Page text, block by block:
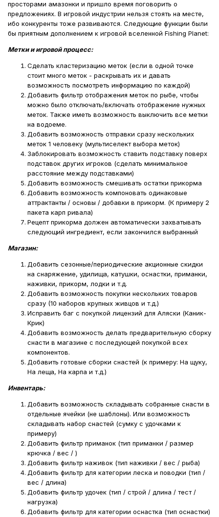
просторами амазонки и пришло время поговорить о
предложениях. В игровой индустрии нельзя стоять на месте,
ибо конкуренты тоже развиваются. Следующие функции были
бы приятным дополнением к игровой вселенной Fishing Planet:
Метки и игровой процесс:
Сделать кластеризацию меток (если в одной точке
стоит много меток - раскрывать их и давать
возможность посмотреть информацию по каждой)
Добавить фильтр отображения меток по рыбе, чтобы
можно было отключать/включать отображение нужных
меток. Также иметь возможность выключить все метки
на водоеме.
Добавить возможность отправки сразу нескольких
меток 1 человеку (мультиселект выбора меток)
Заблокировать возможность ставить подставку поверх
подставок других игроков (сделать минимальное
расстояние между подставками)
Добавить возможность смешивать остатки прикорма
Добавить возможность компоновать одинаковые
аттрактанты / основы / добавки в прикорм. (К примеру 2
пакета карп ривала)
Рецепт прикорма должен автоматически захватывать
следующий ингредиент, если закончился выбранный
Магазин:
Добавить сезонные/периодические акционные скидки
на снаряжение, удилища, катушки, оснастки, приманки,
наживки, прикорм, лодки и т.д.
Добавить возможность покупки нескольких товаров
сразу (10 наборов крупных живцов и т.д.)
Исправить баг с покупкой лицензий для Аляски (Каник-
Крик)
Добавить возможность делать предварительную сборку
снасти в магазине с последующей покупкой всех
компонентов.
Добавить готовые сборки снастей (к примеру: На щуку,
На леща, На карпа и т.д.)
Инвентарь:
Добавить возможность складывать собранные снасти в
отдельные ячейки (не шаблоны). Или возможность
складывать набор снастей (сумку с удочками к
примеру)
Добавить фильтр приманок (тип приманки / размер
крючка / вес / )
Добавить фильтр наживок (тип наживки / вес / рыба)
Добавить фильтр для категории леска и поводки (тип /
вес / длина)
Добавить фильтр удочек (тип / строй / длина / тест /
нагрузка)
Добавить фильтр для категории оснастка (тип оснастки)